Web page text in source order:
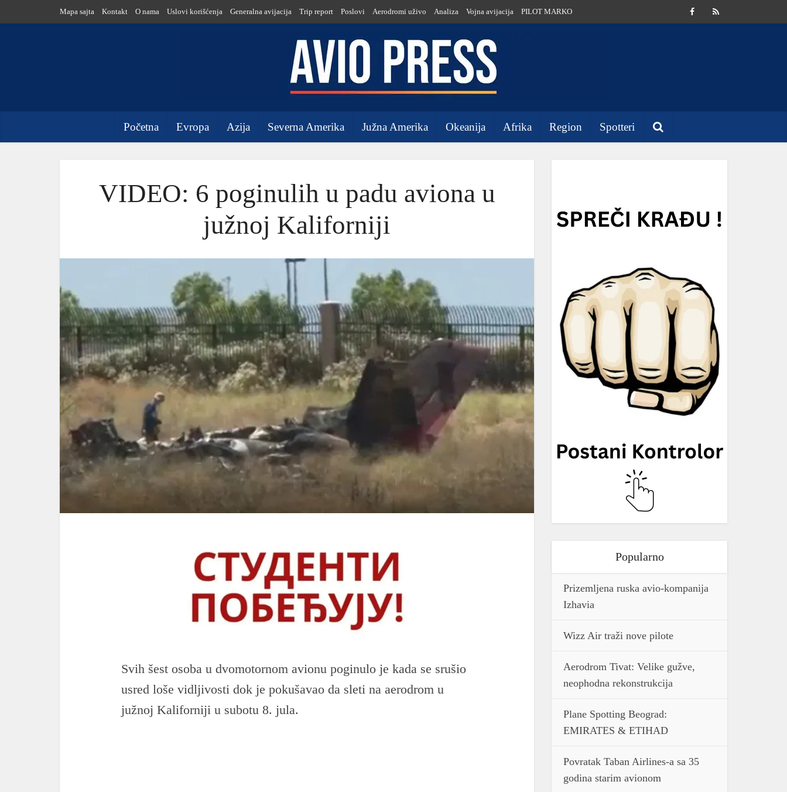
Mapa sajta Kontakt O nama Uslovi korišćenja Generalna avijacija Trip report Poslovi Aerodromi uživo Analiza Vojna avijacija PILOT MARKO
Početna Evropa Azija Severna Amerika Južna Amerika Okeanija Afrika Region Spotteri
VIDEO: 6 poginulih u padu aviona u
južnoj Kaliforniji
Svih šest osoba u dvomotornom avionu poginulo je kada se srušio
usred loše vidljivosti dok je pokušavao da sleti na aerodrom u
južnoj Kaliforniji u subotu 8. jula.
Popularno
Prizemljena ruska avio-kompanija
Izhavia
Wizz Air traži nove pilote
Aerodrom Tivat: Velike gužve,
neophodna rekonstrukcija
Plane Spotting Beograd:
EMIRATES & ETIHAD
Povratak Taban Airlines-a sa 35
godina starim avionom